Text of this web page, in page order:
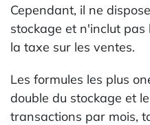
Cependant, il ne
stockage et n'inclut
la taxe sur les ventes.
Les formules les plus
double du stockage et
transactions par mois,